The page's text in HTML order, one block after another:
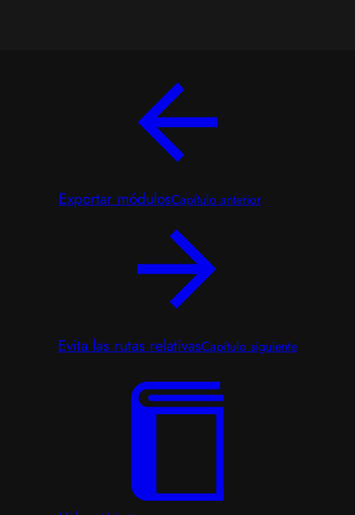
Exportar módulosCapítulo anterior
Evita las rutas relativasCapítulo siguiente